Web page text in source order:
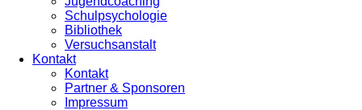
Schulpsychologie
Bibliothek
Versuchsanstalt
Kontakt
Kontakt
Partner & Sponsoren
Impressum